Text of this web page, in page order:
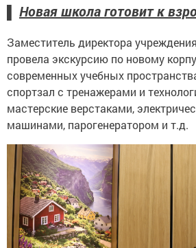
Новая школа готовит к
Заместитель директора
провела экскурсию по новому
современных учебных
спортзал с тренажерами и
мастерские верстаками,
машинами, парогенератором и т.д.